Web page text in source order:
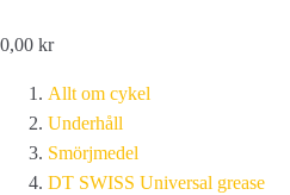
0,00 kr
Allt om cykel
Underhåll
Smörjmedel
DT SWISS Universal grease